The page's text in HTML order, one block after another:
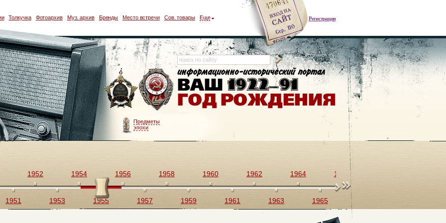
Регистрация
Толкучка Фотоархив Муз. архив Бренды Место встречи Сов. товары Еще
Предметы
эпохи
1951
1952
1953
1954
1955
1956
1957
1958
1959
1960
1961
1962
1963
1964
1965
1966